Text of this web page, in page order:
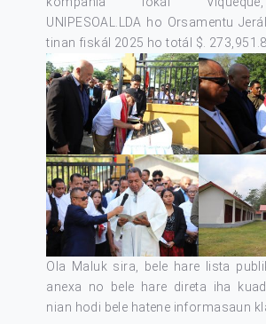
UNIPESOAL.LDA ho Orsamentu
tinan fiskál 2025 ho totál $.
Ola Maluk sira, bele hare lista
anexa no bele hare direta iha
nian hodi bele hatene informasaun